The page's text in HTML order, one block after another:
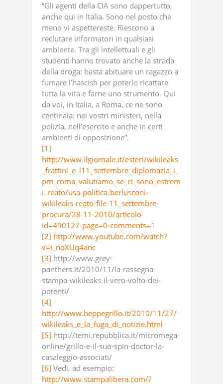
“Gli agenti della CIA sono dappertutto,
anche qui in Italia. Sono nel posto che
meno vi aspettereste. Riescono a
reclutare informatori in qualsiasi
ambiente. Tra gli intellettuali e gli
studenti hanno trovato anche la strada
della droga: basta abituare un ragazzo a
fumare l’hascish per poterlo ricattare
tutta la vita e farne uno strumento. Qui
da voi, in Italia, a Roma, ce ne sono
centinaia: nei vostri ministeri, nella
polizia, nell’esercito e anche in certi
ambienti di opposizione”.
[1]
http://www.ilgiornale.it/esteri/wikileaks
_frattini_e_l11_settembre_diplomazia_i_
pm_roma_valutiamo_se_ci_sono_estrem
i_reato/usa-politica-berlusconi-
wikileaks-reato-file-11_settembre-
procura/28-11-2010/articolo-
id=490127-page=0-comments=1
[2] http://www.youtube.com/watch?
v=i_noXUq4anc
[3] http://www.grey-
panthers.it/2010/11/la-rassegna-
stampa-wikileaks-il-vero-volto-dei-
potenti/
[4]
http://www.beppegrillo.it/2010/11/27/
wikileaks_e_la_fuga_di_notizie.html
[5] http://temi.repubblica.it/micromega-
online/grillo-e-il-suo-spin-doctor-la-
casaleggio-associati/
[6] Vedi, ad esempio:
http://www.stampalibera.com/?